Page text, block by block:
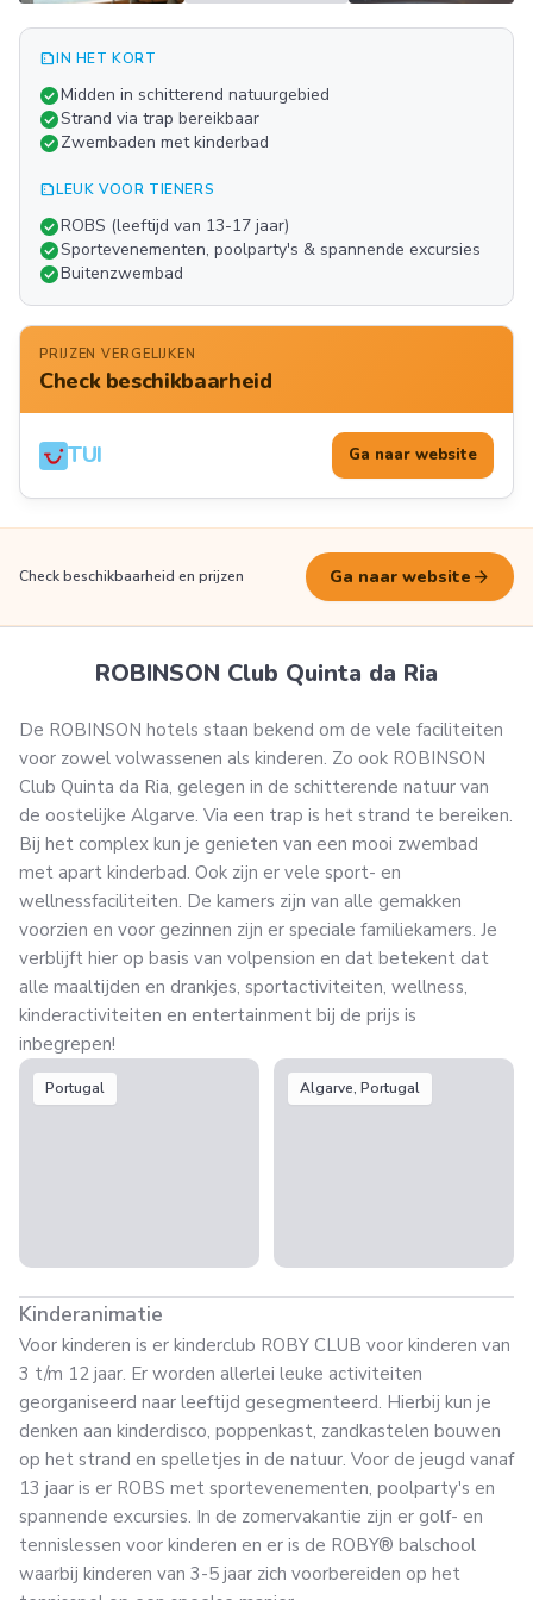
summarizeIN HET KORT
check_circleMidden in schitterend natuurgebied
check_circleStrand via trap bereikbaar
check_circleZwembaden met kinderbad
summarizeLEUK VOOR TIENERS
check_circleROBS (leeftijd van 13-17 jaar)
check_circleSportevenementen, poolparty's & spannende excursies
check_circleBuitenzwembad
PRIJZEN VERGELIJKEN
Check beschikbaarheid
TUI Ga naar website
Check beschikbaarheid en prijzen Ga naar website arrow_forward
ROBINSON Club Quinta da Ria
De ROBINSON hotels staan bekend om de vele faciliteiten
voor zowel volwassenen als kinderen. Zo ook ROBINSON
Club Quinta da Ria, gelegen in de schitterende natuur van
de oostelijke Algarve. Via een trap is het strand te bereiken.
Bij het complex kun je genieten van een mooi zwembad
met apart kinderbad. Ook zijn er vele sport- en
wellnessfaciliteiten. De kamers zijn van alle gemakken
voorzien en voor gezinnen zijn er speciale familiekamers. Je
verblijft hier op basis van volpension en dat betekent dat
alle maaltijden en drankjes, sportactiviteiten, wellness,
kinderactiviteiten en entertainment bij de prijs is
inbegrepen!
Portugal Algarve, Portugal
Kinderanimatie
Voor kinderen is er kinderclub ROBY CLUB voor kinderen van
3 t/m 12 jaar. Er worden allerlei leuke activiteiten
georganiseerd naar leeftijd gesegmenteerd. Hierbij kun je
denken aan kinderdisco, poppenkast, zandkastelen bouwen
op het strand en spelletjes in de natuur. Voor de jeugd vanaf
13 jaar is er ROBS met sportevenementen, poolparty's en
spannende excursies. In de zomervakantie zijn er golf- en
tennislessen voor kinderen en er is de ROBY® balschool
waarbij kinderen van 3-5 jaar zich voorbereiden op het